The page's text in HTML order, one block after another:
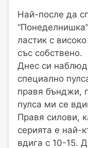
Най-после да
ластик с
със собствено.
Днес си
специално
правя бънджи,
пулса ми се
Правя силови,
серията е най-
вдига с 10-15.